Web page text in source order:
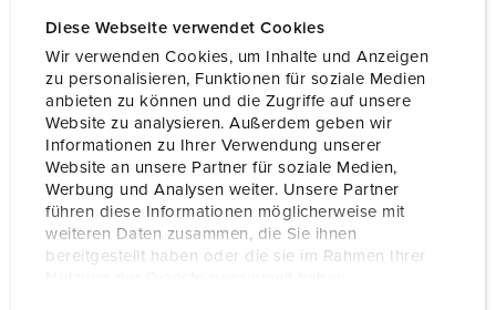
Diese Webseite verwendet Cookies
Wir verwenden Cookies, um Inhalte und Anzeigen
zu personalisieren, Funktionen für soziale Medien
anbieten zu können und die Zugriffe auf unsere
Website zu analysieren. Außerdem geben wir
Informationen zu Ihrer Verwendung unserer
Website an unsere Partner für soziale Medien,
Werbung und Analysen weiter. Unsere Partner
führen diese Informationen möglicherweise mit
weiteren Daten zusammen, die Sie ihnen
bereitgestellt haben oder die sie im Rahmen Ihrer
Berøringsbeskyttelse
kunststoff
Vekt 538 g